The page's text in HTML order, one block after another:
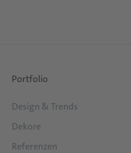
Portfolio
Design & Trends
Dekore
Referenzen